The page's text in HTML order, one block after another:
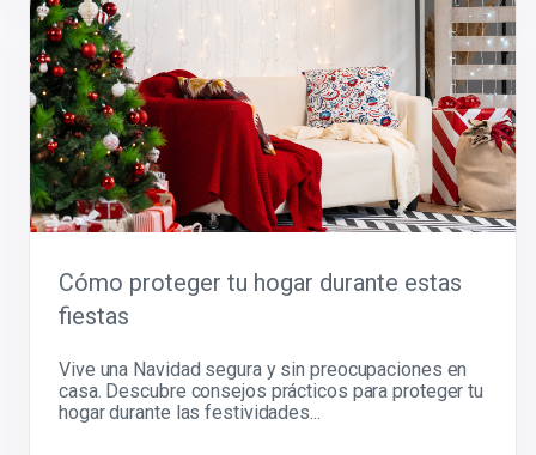
Cómo proteger tu hogar durante estas
fiestas
Vive una Navidad segura y sin preocupaciones en
casa. Descubre consejos prácticos para proteger tu
hogar durante las festividades...